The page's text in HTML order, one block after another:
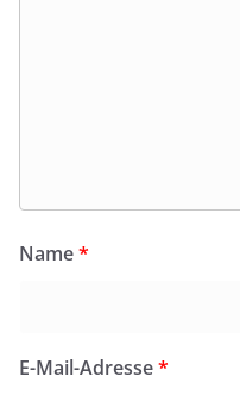
Name*
E-Mail-Adresse*